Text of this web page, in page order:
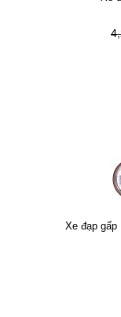
Xe đạp gấp